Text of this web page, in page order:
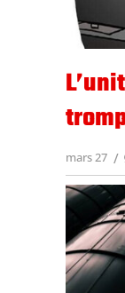
mars 27